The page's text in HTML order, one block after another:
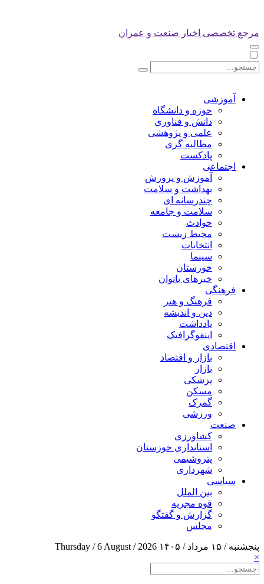
مرجع تخصصی اخبار صنعت و عمران
آموزشی
حوزه و دانشگاه
دانش و فناوری
علمی و پژوهشی
مطالبه گری
پادکست
اجتماعی
آموزش و پرورش
بهداشت و سلامت
چندرسانه ای
سلامت و جامعه
حوادث
محیط زیست
انتخابات
سینما
خوزستان
خبرهای بانوان
فرهنگی
فرهنگ و هنر
دین و اندیشه
یادداشت
اینفوگرافیک
اقتصادی
بازار و اقتصاد
بازار
پزشکی
مسکن
گمرک
ورزشی
صنعت
کشاورزی
استانداری خوزستان
پتروشیمی
شهرداری
سیاسی
بین الملل
قوه مجریه
گزارش و گفتگو
مجلس
پنجشنبه / ۱۵ مرداد / ۱۴۰۵
Thursday / 6 August / 2026
×